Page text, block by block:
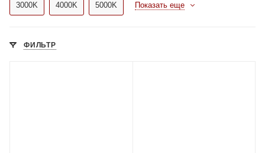
3000K 4000K 5000K Показать еще
ФИЛЬТР